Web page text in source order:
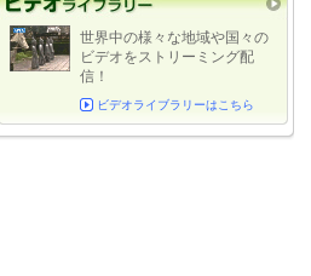
世界中の様々な地域や国々の
ビデオをストリーミング配
信！
ビデオライブラリーはこちら